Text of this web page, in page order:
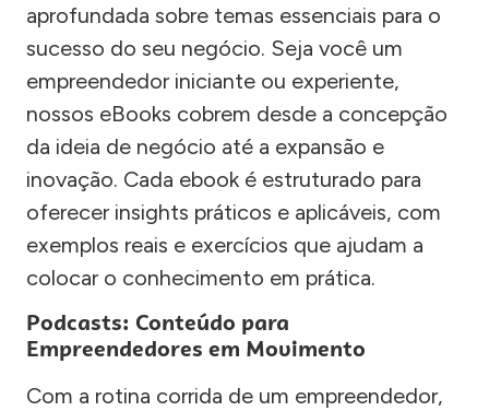
aprofundada sobre temas essenciais para o
sucesso do seu negócio. Seja você um
empreendedor iniciante ou experiente,
nossos eBooks cobrem desde a concepção
da ideia de negócio até a expansão e
inovação. Cada ebook é estruturado para
oferecer insights práticos e aplicáveis, com
exemplos reais e exercícios que ajudam a
colocar o conhecimento em prática.
Podcasts: Conteúdo para
Empreendedores em Movimento
Com a rotina corrida de um empreendedor,